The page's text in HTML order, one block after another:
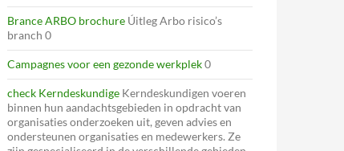
Brance ARBO brochure Úitleg Arbo risico’s
branch 0
Campagnes voor een gezonde werkplek0
check Kerndeskundige Kerndeskundigen voeren
binnen hun aandachtsgebieden in opdracht van
organisaties onderzoeken uit, geven advies en
ondersteunen organisaties en medewerkers. Ze